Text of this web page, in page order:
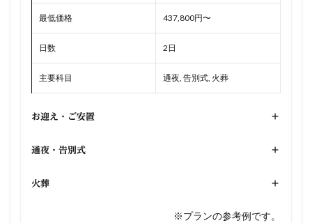
最低価格 437,800円〜
日数 2日
主要科目 通夜, 告別式, 火葬
お迎え・ご安置 +
通夜・告別式 +
火葬 +
※プランの参考例です。